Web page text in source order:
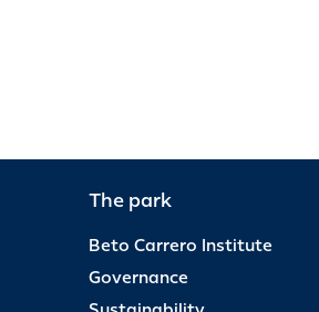
The park
Beto Carrero Institute
Governance